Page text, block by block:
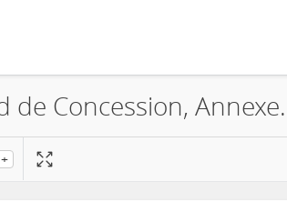
CBK, Compagnie
+